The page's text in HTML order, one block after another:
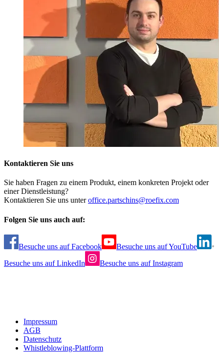
Kontaktieren Sie uns
Sie haben Fragen zu einem Produkt, einem konkreten Projekt oder
einer Dienstleistung?
Kontaktieren Sie uns unteroffice.partschins@roefix.com
Folgen Sie uns auch auf:
Besuche uns auf Facebook
Besuche uns auf YouTube
Besuche uns auf LinkedIn
Besuche uns auf Instagram
Impressum
AGB
Datenschutz
Whistleblowing-Plattform